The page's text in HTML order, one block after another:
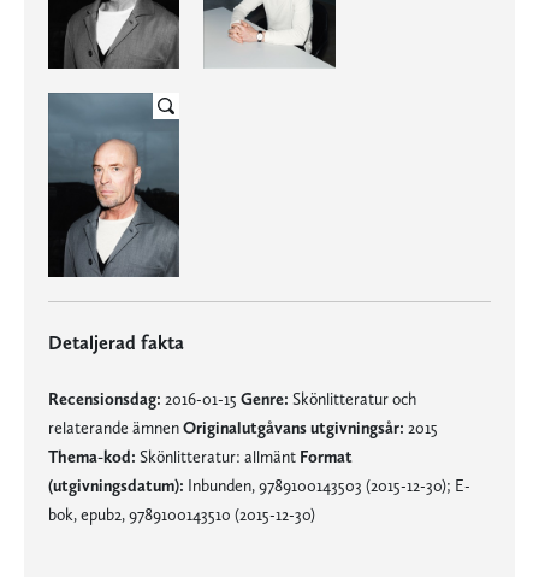
Detaljerad fakta
Recensionsdag: 2016-01-15 Genre: Skönlitteratur och
relaterande ämnenOriginalutgåvans utgivningsår: 2015
Thema-kod: Skönlitteratur: allmänt Format
(utgivningsdatum): Inbunden, 9789100143503 (2015-12-30); E-
bok, epub2, 9789100143510 (2015-12-30)